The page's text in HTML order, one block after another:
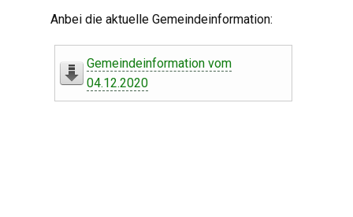
Anbei die aktuelle Gemeindeinformation:
Gemeindeinformation vom
04.12.2020